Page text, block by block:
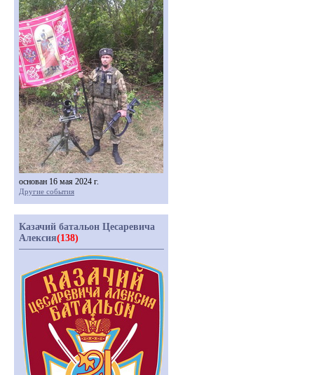
основан 16 мая 2024 г.
Другие события
Казачий батальон Цесаревича
Алексия(138)